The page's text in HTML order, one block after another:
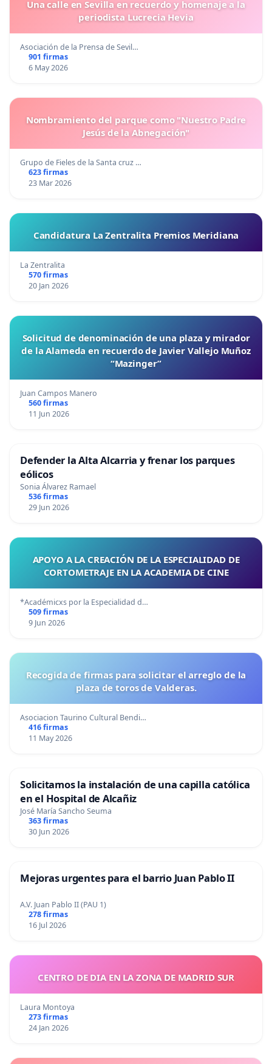
Una calle en Sevilla en recuerdo y homenaje a la
periodista Lucrecia Hevia
Asociación de la Prensa de Sevil…
901 firmas
6 May 2026
Nombramiento del parque como "Nuestro Padre
Jesús de la Abnegación"
Grupo de Fieles de la Santa cruz …
623 firmas
23 Mar 2026
Candidatura La Zentralita Premios Meridiana
La Zentralita
570 firmas
20 Jan 2026
Solicitud de denominación de una plaza y mirador
de la Alameda en recuerdo de Javier Vallejo Muñoz
“Mazinger”
Juan Campos Manero
560 firmas
11 Jun 2026
Defender la Alta Alcarria y frenar los parques
eólicos
Sonia Álvarez Ramael
536 firmas
29 Jun 2026
APOYO A LA CREACIÓN DE LA ESPECIALIDAD DE
CORTOMETRAJE EN LA ACADEMIA DE CINE
*Académicxs por la Especialidad d…
509 firmas
9 Jun 2026
Recogida de firmas para solicitar el arreglo de la
plaza de toros de Valderas.
Asociacion Taurino Cultural Bendi…
416 firmas
11 May 2026
Solicitamos la instalación de una capilla católica
en el Hospital de Alcañiz
José María Sancho Seuma
363 firmas
30 Jun 2026
Mejoras urgentes para el barrio Juan Pablo II
A.V. Juan Pablo II (PAU 1)
278 firmas
16 Jul 2026
CENTRO DE DIA EN LA ZONA DE MADRID SUR
Laura Montoya
273 firmas
24 Jan 2026